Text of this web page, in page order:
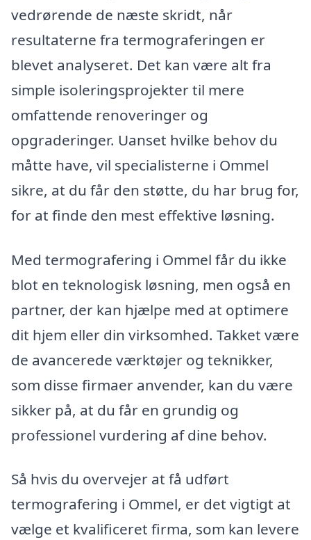
vedrørende de næste skridt, når
resultaterne fra termograferingen er
blevet analyseret. Det kan være alt fra
simple isoleringsprojekter til mere
omfattende renoveringer og
opgraderinger. Uanset hvilke behov du
måtte have, vil specialisterne i Ommel
sikre, at du får den støtte, du har brug for,
for at finde den mest effektive løsning.
Med termografering i Ommel får du ikke
blot en teknologisk løsning, men også en
partner, der kan hjælpe med at optimere
dit hjem eller din virksomhed. Takket være
de avancerede værktøjer og teknikker,
som disse firmaer anvender, kan du være
sikker på, at du får en grundig og
professionel vurdering af dine behov.
Så hvis du overvejer at få udført
termografering i Ommel, er det vigtigt at
vælge et kvalificeret firma, som kan levere